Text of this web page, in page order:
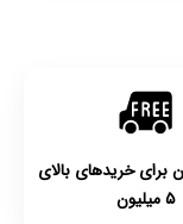
برای خریدهای بالای
۵ میلیون